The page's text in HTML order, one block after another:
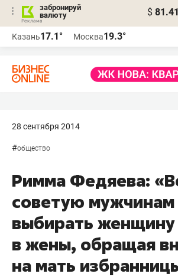
забронируй
валюту
$ 81.41
Казань17.1° Москва19.3°
28 сентября 2014
#общество
Римма Федяева:
советую мужчинам
выбирать женщину
в жены, обращая
на мать